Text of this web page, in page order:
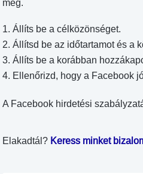
meg.
Állíts be a célközönséget.
Állítsd be az időtartamot és a
Állíts be a korábban
Ellenőrizd, hogy a Facebook
A Facebook hirdetési
Elakadtál? Keress minket